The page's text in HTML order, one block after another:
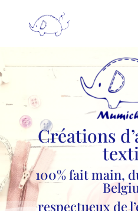
Créations
100% fait main,
respectueux de